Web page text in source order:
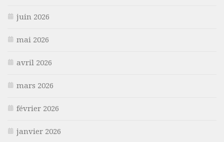
juin 2026
mai 2026
avril 2026
mars 2026
février 2026
janvier 2026